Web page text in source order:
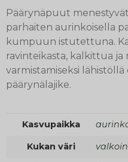
Päärynäpuut
parhaiten aurinkoisella
kumpuun istutettuna.
ravinteikasta, kalkittua ja
varmistamiseksi
päärynälajike.
Kasvupaikka
Kukan väri